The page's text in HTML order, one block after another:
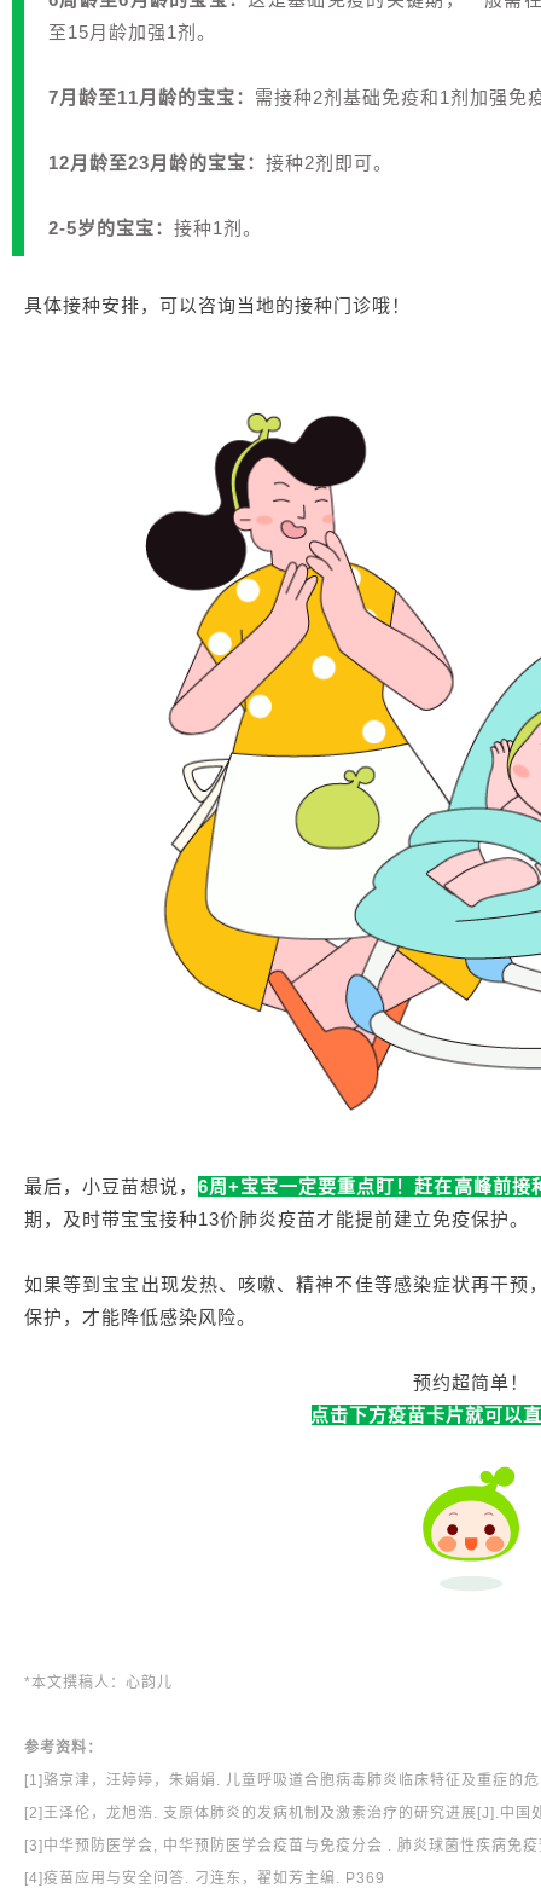
至15月龄加强1剂。
7月龄至11月龄的宝宝： 需接种2剂基础免疫和1剂加强免
12月龄至23月龄的宝宝： 接种2剂即可。
2-5岁的宝宝： 接种1剂。
具体接种安排，可以咨询当地的接种门诊哦！
最后，小豆苗想说，6周+宝宝一定要重点盯！赶在高峰前接
期，及时带宝宝接种13价肺炎疫苗才能提前建立免疫保护。
如果等到宝宝出现发热、咳嗽、精神不佳等感染症状再干
保护，才能降低感染风险。
预约超简单！
点击下方疫苗卡片就可以
*本文撰稿人：心韵儿
参考资料：
[1]骆京津，汪婷婷，朱娟娟. 儿童呼吸道合胞病毒肺炎临床特征及重症
[2]王泽伦，龙旭浩. 支原体肺炎的发病机制及激素治疗的研究进展[J].中
[3]中华预防医学会, 中华预防医学会疫苗与免疫分会 . 肺炎球菌性疾病免
[4]疫苗应用与安全问答. 刁连东，翟如芳主编. P369